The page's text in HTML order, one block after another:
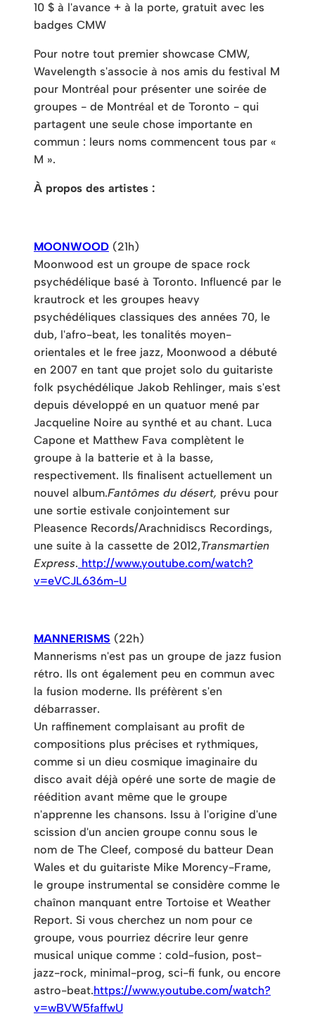
10 $ à l'avance + à la porte, gratuit avec les
badges CMW
Pour notre tout premier showcase CMW,
Wavelength s'associe à nos amis du festival M
pour Montréal pour présenter une soirée de
groupes - de Montréal et de Toronto - qui
partagent une seule chose importante en
commun : leurs noms commencent tous par «
M ».
À propos des artistes :
MOONWOOD (21h)
Moonwood est un groupe de space rock
psychédélique basé à Toronto. Influencé par le
krautrock et les groupes heavy
psychédéliques classiques des années 70, le
dub, l'afro-beat, les tonalités moyen-
orientales et le free jazz, Moonwood a débuté
en 2007 en tant que projet solo du guitariste
folk psychédélique Jakob Rehlinger, mais s'est
depuis développé en un quatuor mené par
Jacqueline Noire au synthé et au chant. Luca
Capone et Matthew Fava complètent le
groupe à la batterie et à la basse,
respectivement. Ils finalisent actuellement un
nouvel album.Fantômes du désert, prévu pour
une sortie estivale conjointement sur
Pleasence Records/Arachnidiscs Recordings,
une suite à la cassette de 2012,Transmartien
Express. http://www.youtube.com/watch?
v=eVCJL636m-U
MANNERISMS (22h)
Mannerisms n'est pas un groupe de jazz fusion
rétro. Ils ont également peu en commun avec
la fusion moderne. Ils préfèrent s'en
débarrasser.
Un raffinement complaisant au profit de
compositions plus précises et rythmiques,
comme si un dieu cosmique imaginaire du
disco avait déjà opéré une sorte de magie de
réédition avant même que le groupe
n'apprenne les chansons. Issu à l'origine d'une
scission d'un ancien groupe connu sous le
nom de The Cleef, composé du batteur Dean
Wales et du guitariste Mike Morency-Frame,
le groupe instrumental se considère comme le
chaînon manquant entre Tortoise et Weather
Report. Si vous cherchez un nom pour ce
groupe, vous pourriez décrire leur genre
musical unique comme : cold-fusion, post-
jazz-rock, minimal-prog, sci-fi funk, ou encore
astro-beat.https://www.youtube.com/watch?
v=wBVW5faffwU